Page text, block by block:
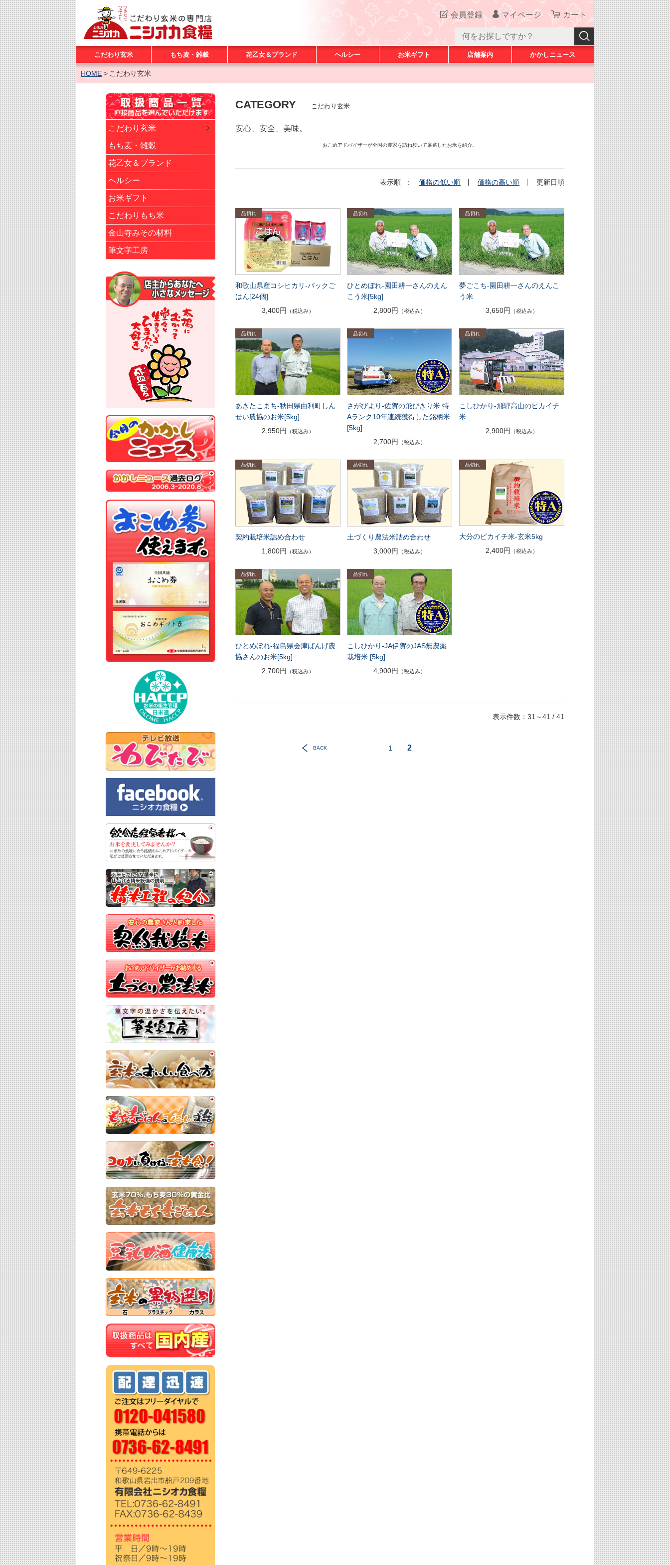
会員登録 マイページ カート
こだわり玄米 もち麦・雑穀 花乙女＆ブランド ヘルシー お米ギフト 店舗案内 かかしニュース
HOME こだわり玄米
CATEGORY こだわり玄米
安心、安全、美味。
おこめアドバイザーが全国の農家を訪ね歩いて厳選したお米を紹介。
表示順 : 価格の低い順 価格の高い順 更新日順
和歌山県産コシヒカリ-パックご
はん[24個]
3,400円
（税込み）
ひとめぼれ-園田耕一さんのえん
こう米[5kg]
2,800円
（税込み）
夢ごこち-園田耕一さんのえんこ
う米
3,650円
（税込み）
あきたこまち-秋田県由利町しん
せい農協のお米[5kg]
2,950円
（税込み）
さがびより-佐賀の飛びきり米 特
Aランク10年連続獲得した銘柄米
[5kg]
2,700円
（税込み）
こしひかり-飛騨高山のピカイチ
米
2,900円
（税込み）
契約栽培米詰め合わせ
1,800円 （税込み）
土づくり農法米詰め合わせ
3,000円
（税込み）
大分のピカイチ米-玄米5kg
2,400円
（税込み）
ひとめぼれ-福島県会津ばんげ農
協さんのお米[5kg]
2,700円
（税込み）
こしひかり-JA伊賀のJAS無農薬
栽培米 [5kg]
4,900円
（税込み）
表示件数：31～41 / 41
BACK 1 2
こだわり玄米
もち麦・雑穀
花乙女＆ブランド
ヘルシー
お米ギフト
こだわりもち米
金山寺みその材料
筆文字工房